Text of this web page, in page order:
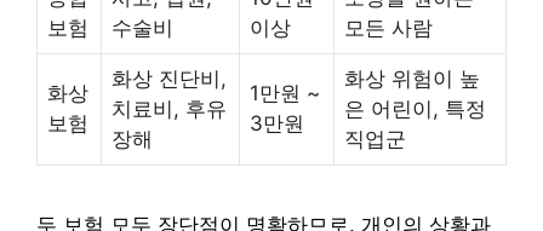
보험
수술비
이상
모든 사람
화상
보험
화상 진단비,
치료비, 후유
장해
1만원 ~
3만원
화상 위험이 높
은 어린이, 특정
직업군
두 보험 모두 장단점이 명확하므로, 개인의 상황과